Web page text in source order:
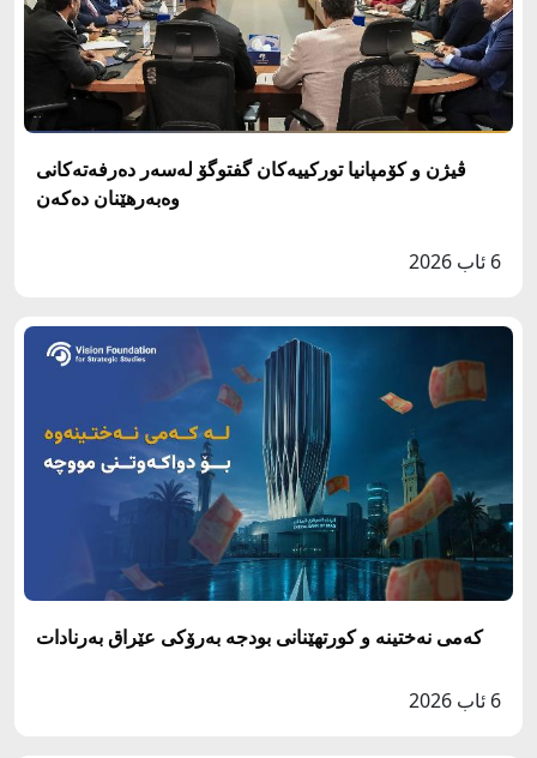
ڤیژن و کۆمپانیا تورکییەکان گفتوگۆ لەسەر دەرفەتەکانی
وەبەرهێنان دەکەن
6 ئاب 2026
کەمی نەختینە و کورتهێنانی بودجە بەرۆکی عێراق بەرنادات
6 ئاب 2026